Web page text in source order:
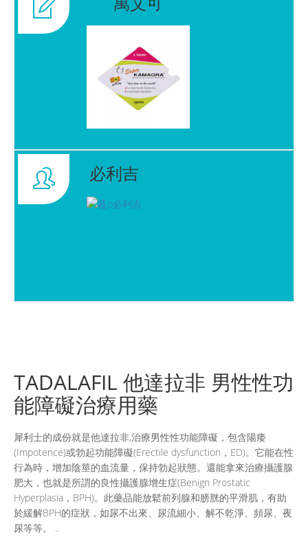
必利吉
TADALAFIL 他達拉非 男性性功
能障礙治療用藥
犀利士的成份就是他達拉非,治療男性性功能障礙，包含陽痿
(Impotence)或勃起功能障礙(Erectile dysfunction，ED)。它能在性
行為時，增加陰莖的血流量，保持勃起狀態。還能拿來治療攝護腺
肥大，也就是所謂的良性攝護腺增生症(Benign Prostatic
Hyperplasia，BPH)。此藥品能放鬆前列腺和膀胱的平滑肌，有助
於緩解BPH的症狀，如尿不出來、尿流細小、解不乾淨、頻尿、夜
尿等等。 ..